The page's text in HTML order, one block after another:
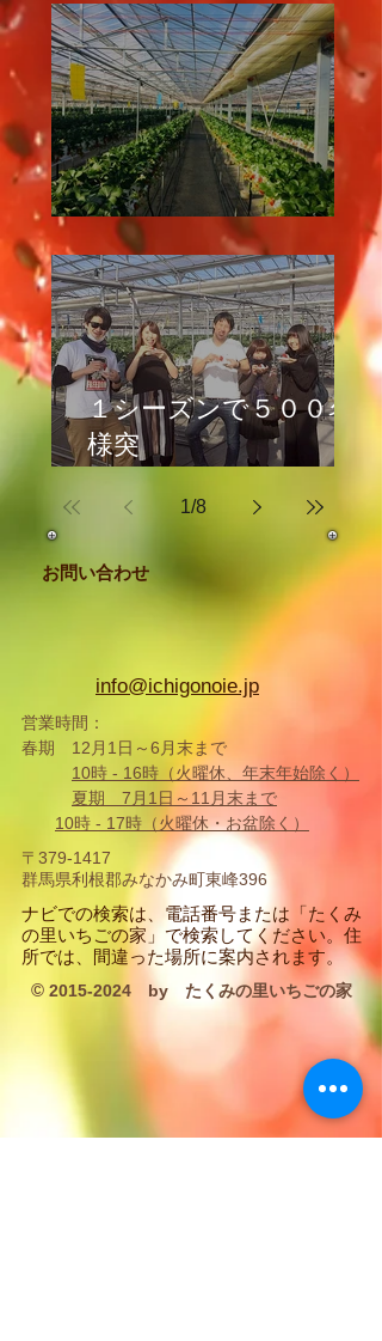
イチゴ栽培の管理
１シーズンで５００名
様突
人気のいちご大福体験♪
1/8
お問い合わせ
info@ichigonoie.jp
営業時間：
春期 12月1日～6月末まで
10時 - 16時（火曜休、年末年始除く ）
夏期 7月1日～11月末まで
10時 - 17時 （火曜休・お盆除く）
〒379-1417
群馬県利根郡みなかみ町東峰396
​ナビでの検索は、電話番号または「たくみ
の里いちごの家」で検索してください。住
所では、間違った場所に案内されます。
© 2015-2024 by たくみの里いちごの家